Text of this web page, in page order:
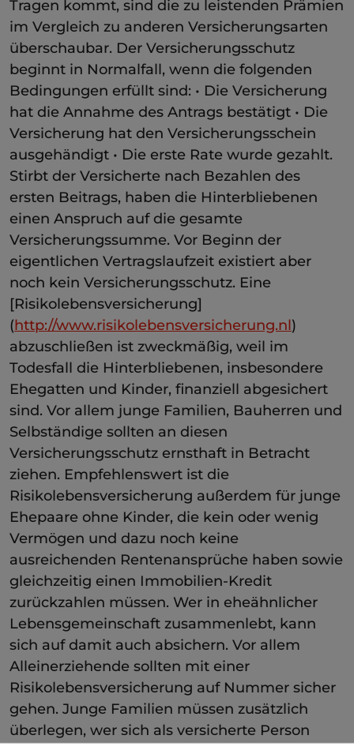
Tragen kommt, sind die zu leistenden Prämien
im Vergleich zu anderen Versicherungsarten
überschaubar. Der Versicherungsschutz
beginnt in Normalfall, wenn die folgenden
Bedingungen erfüllt sind: • Die Versicherung
hat die Annahme des Antrags bestätigt • Die
Versicherung hat den Versicherungsschein
ausgehändigt • Die erste Rate wurde gezahlt.
Stirbt der Versicherte nach Bezahlen des
ersten Beitrags, haben die Hinterbliebenen
einen Anspruch auf die gesamte
Versicherungssumme. Vor Beginn der
eigentlichen Vertragslaufzeit existiert aber
noch kein Versicherungsschutz. Eine
[Risikolebensversicherung]
(http://www.risikolebensversicherung.nl)
abzuschließen ist zweckmäßig, weil im
Todesfall die Hinterbliebenen, insbesondere
Ehegatten und Kinder, finanziell abgesichert
sind. Vor allem junge Familien, Bauherren und
Selbständige sollten an diesen
Versicherungsschutz ernsthaft in Betracht
ziehen. Empfehlenswert ist die
Risikolebensversicherung außerdem für junge
Ehepaare ohne Kinder, die kein oder wenig
Vermögen und dazu noch keine
ausreichenden Rentenansprüche haben sowie
gleichzeitig einen Immobilien-Kredit
zurückzahlen müssen. Wer in eheähnlicher
Lebensgemeinschaft zusammenlebt, kann
sich auf damit auch absichern. Vor allem
Alleinerziehende sollten mit einer
Risikolebensversicherung auf Nummer sicher
gehen. Junge Familien müssen zusätzlich
überlegen, wer sich als versicherte Person